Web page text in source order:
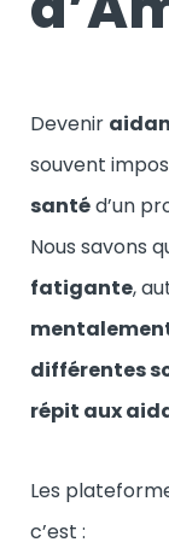
Devenir
souvent
santéd’un
Nous savons
fatigante,
différentes
répit aux
Les
c’est :